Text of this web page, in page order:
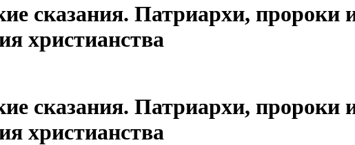
сказания. Патриархи, пророки
христианства
сказания. Патриархи, пророки
христианства